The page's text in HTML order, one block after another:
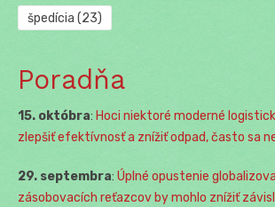
špedícia (23)
Poradňa
15. októbra: Hoci niektoré moderné
zlepšiť efektívnosť a znížiť odpad, často sa
29. septembra: Úplné opustenie
zásobovacích reťazcov by mohlo znížiť